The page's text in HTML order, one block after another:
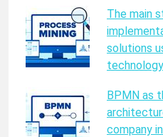
The main
solutions
technology
BPMN as
company